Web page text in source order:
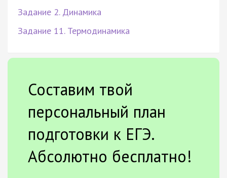
Задание 2. Динамика
Задание 11. Термодинамика
Составим твой
персональный план
подготовки к ЕГЭ.
Абсолютно бесплатно!